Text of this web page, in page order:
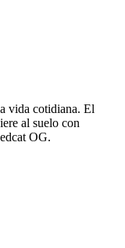
vida cotidiana. El
al suelo con
OG.